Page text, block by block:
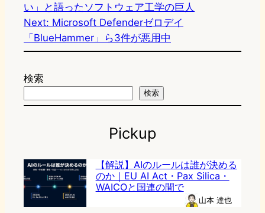
い」と語ったソフトウェア工学の巨人
Next: Microsoft Defenderゼロデイ
「BlueHammer」ら3件が悪用中
検索
検索
Pickup
【解説】AIのルールは誰が決める
のか｜EU AI Act・Pax Silica・
WAICOと国連の間で
山本 達也